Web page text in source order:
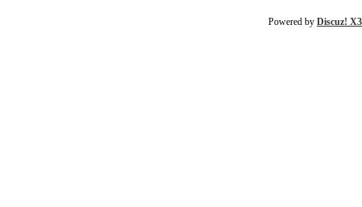
Powered by Discuz!